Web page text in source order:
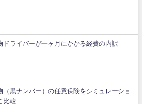
ドライバーが一ヶ月にかかる経費の内訳
（黒ナンバー）の任意保険をシミュレーショ
比較